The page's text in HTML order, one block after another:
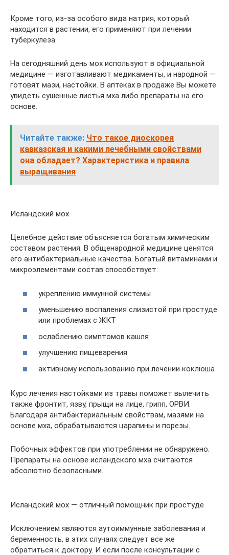
Кроме того, из-за особого вида натрия, который
находится в растении, его применяют при лечении
туберкулеза.
На сегодняшний день мох используют в официальной
медицине — изготавливают медикаменты, и народной —
готовят мази, настойки. В аптеках в продаже Вы можете
увидеть сушенные листья мха либо препараты на его
основе.
Читайте также: Что такое диоскорея
кавказская и какими лечебными свойствами
она обладает? Характеристика и правила
выращивания
Исландский мох
Целебное действие объясняется богатым химическим
составом растения. В общенародной медицине ценятся
его антибактериальные качества. Богатый витаминами и
микроэлементами состав способствует:
укреплению иммунной системы
уменьшению воспаления слизистой при простуде
или проблемах с ЖКТ
ослаблению симптомов кашля
улучшению пищеварения
активному использованию при лечении коклюша
Курс лечения настойками из травы поможет вылечить
также фронтит, язву, прыщи на лице, грипп, ОРВИ.
Благодаря антибактериальным свойствам, мазями на
основе мха, обрабатываются царапины и порезы.
Побочных эффектов при употреблении не обнаружено.
Препараты на основе исландского мха считаются
абсолютно безопасными.
Исландский мох — отличный помощник при простуде
Исключением являются аутоиммунные заболевания и
беременность, в этих случаях следует все же
обратиться к доктору. И если после консультации с